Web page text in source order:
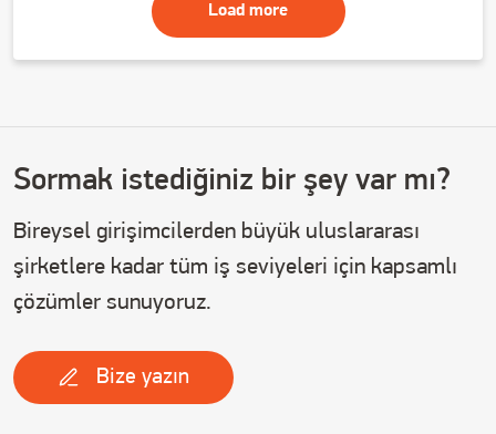
Load more
Sormak istediğiniz bir şey var mı?
Bireysel girişimcilerden büyük uluslararası
şirketlere kadar tüm iş seviyeleri için kapsamlı
çözümler sunuyoruz.
Bize yazın